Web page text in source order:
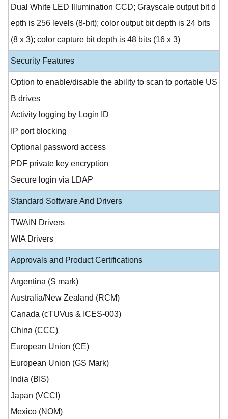
Dual White LED Illumination CCD; Grayscale output bit d
epth is 256 levels (8-bit); color output bit depth is 24 bits
(8 x 3); color capture bit depth is 48 bits (16 x 3)
Security Features
Option to enable/disable the ability to scan to portable US
B drives
Activity logging by Login ID
IP port blocking
Optional password access
PDF private key encryption
Secure login via LDAP
Standard Software And Drivers
TWAIN Drivers
WIA Drivers
Approvals and Product Certifications
Argentina (S mark)
Australia/New Zealand (RCM)
Canada (cTUVus & ICES-003)
China (CCC)
European Union (CE)
European Union (GS Mark)
India (BIS)
Japan (VCCI)
Mexico (NOM)